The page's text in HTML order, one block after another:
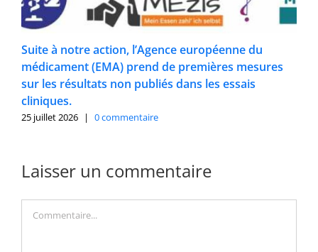
Suite à notre action, l’Agence européenne du
médicament (EMA) prend de premières mesures
sur les résultats non publiés dans les essais
cliniques.
25 juillet 2026 | 0 commentaire
Laisser un commentaire